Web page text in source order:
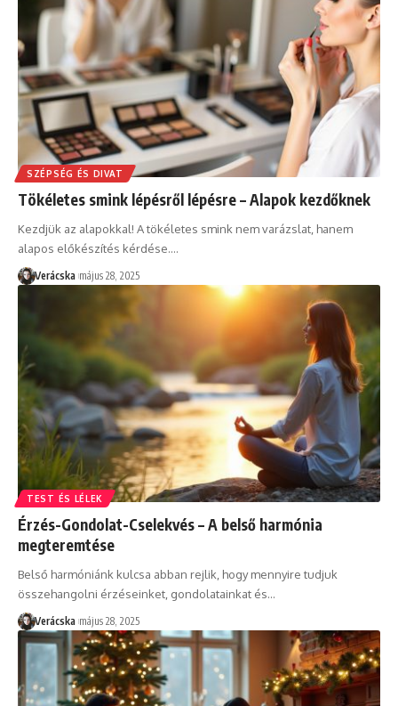
SZÉPSÉG ÉS DIVAT
Tökéletes smink lépésről lépésre – Alapok kezdőknek
Kezdjük az alapokkal! A tökéletes smink nem varázslat, hanem
alapos előkészítés kérdése.…
Verácska május 28, 2025
TEST ÉS LÉLEK
Érzés-Gondolat-Cselekvés – A belső harmónia
megteremtése
Belső harmóniánk kulcsa abban rejlik, hogy mennyire tudjuk
összehangolni érzéseinket, gondolatainkat és…
Verácska május 28, 2025